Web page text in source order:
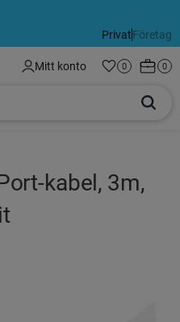
PrivatFöretag
Mitt konto Favoriter
Antal
0 0
kabel, 3m,